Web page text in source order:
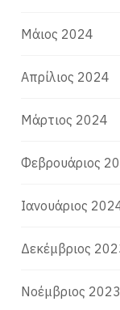
Μάιος 2024
Απρίλιος 2024
Μάρτιος 2024
Φεβρουάριος
Ιανουάριος
Δεκέμβριος
Νοέμβριος 2023